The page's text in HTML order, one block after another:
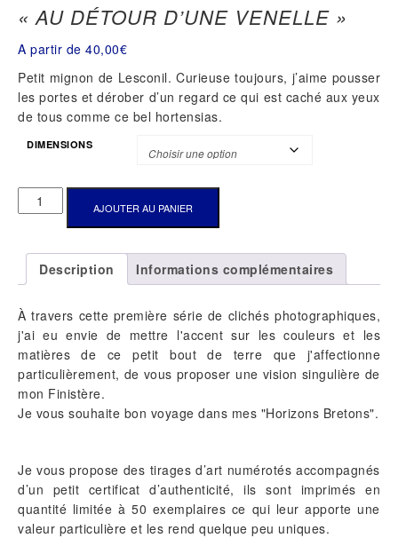
« AU DÉTOUR D’UNE VENELLE »
A partir de 40,00€
Petit mignon de Lesconil. Curieuse toujours, j’aime pousser
les portes et dérober d’un regard ce qui est caché aux yeux
de tous comme ce bel hortensias.
DIMENSIONS
QUANTITÉ
DE
DÉTOUR
D'UNE
AJOUTER AU PANIER
Description Informations complémentaires
À travers cette première série de clichés photographiques,
j'ai eu envie de mettre l'accent sur les couleurs et les
matières de ce petit bout de terre que j'affectionne
particulièrement, de vous proposer une vision singulière de
mon Finistère.
Je vous souhaite bon voyage dans mes "Horizons Bretons".
Je vous propose des tirages d’art numérotés accompagnés
d’un petit certificat d’authenticité, ils sont imprimés en
quantité limitée à 50 exemplaires ce qui leur apporte une
valeur particulière et les rend quelque peu uniques.